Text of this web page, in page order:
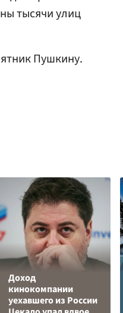
тысячи улиц
Пушкину.
Доход
кинокомпании
уехавшего из России